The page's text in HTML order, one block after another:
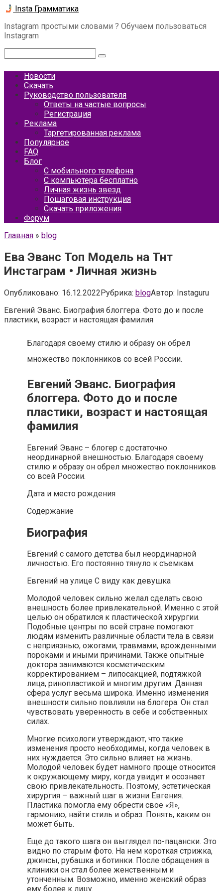
Перейти
контенту
Insta Грамматика
Instagram простыми словами ? Обучаем пользоваться
Instagram
Новости
Скачать
Руководство пользователя
Ответы на частые вопросы
Регистрация
Реклама
Таргетированная реклама
Популярное
FAQ
Блог
С мобильного телефона
С компьютера бесплатно
Личная жизнь звезд
Пошаговая инструкция
Скачать приложения
Форум
Главная » blog
Ева Эванс Топ Модель на Тнт
Инстаграм • Личная жизнь
Опубликовано: 16.12.2022Рубрика: blogАвтор: Instaguru
Евгений Эванс. Биография блоггера. Фото до и после
пластики, возраст и настоящая фамилия
Благодаря своему стилю и образу он обрел
множество поклонников со всей России.
Евгений Эванс. Биография
блоггера. Фото до и после
пластики, возраст и настоящая
фамилия
Евгений Эванс – блогер с достаточно
неординарной внешностью. Благодаря своему
стилю и образу он обрел множество поклонников
со всей России.
Дата и место рождения
Содержание
Биография
Евгений с самого детства был неординарной
личностью. Его постоянно тянуло к съемкам.
Евгений на улице С виду как девушка
Молодой человек сильно желал сделать свою
внешность более привлекательной. Именно с этой
целью он обратился к пластической хирургии.
Подобные центры по всей стране помогают
людям изменить различные области тела в связи
с неприязнью, ожогами, травмами, врожденными
пороками и иными причинами. Также опытные
доктора занимаются косметическим
корректированием – липосакцией, подтяжкой
лица, ринопластикой и многим другим. Данная
сфера услуг весьма широка. Именно изменения
внешности сильно повлияли на блогера. Он стал
чувствовать уверенность в себе и собственных
силах.
Многие психологи утверждают, что такие
изменения просто необходимы, когда человек в
них нуждается. Это сильно влияет на жизнь.
Молодой человек будет намного проще относится
к окружающему миру, когда увидит и осознает
свою привлекательность. Поэтому, эстетическая
хирургия – важный шаг в жизни Евгения.
Пластика помогла ему обрести свое «Я»,
гармонию, найти стиль и образ. Понять, каким он
может быть.
Еще до такого шага он выглядел по-пацански. Это
видно по старым фото. На нем короткая стрижка,
джинсы, рубашка и ботинки. После обращения в
клиники он стал более женственным и
утонченным. Возможно, именно женский образ
ему более к лицу.